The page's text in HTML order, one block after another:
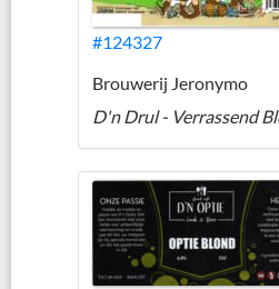
#124327
Brouwerij Jeronymo
D'n Drul - Verrassend